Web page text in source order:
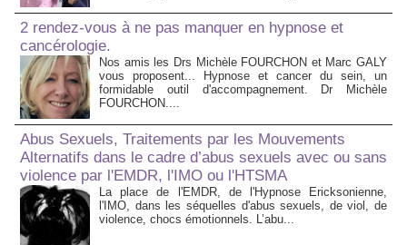
2 rendez-vous à ne pas manquer en hypnose et
cancérologie.
Nos amis les Drs Michèle FOURCHON et Marc GALY
vous proposent... Hypnose et cancer du sein, un
formidable outil d'accompagnement. Dr Michèle
FOURCHON....
Abus Sexuels, Traitements par les Mouvements
Alternatifs dans le cadre d’abus sexuels avec ou sans
violence par l'EMDR, l'IMO ou l'HTSMA
La place de l'EMDR, de l'Hypnose Ericksonienne,
l'IMO, dans les séquelles d'abus sexuels, de viol, de
violence, chocs émotionnels. L’abu...